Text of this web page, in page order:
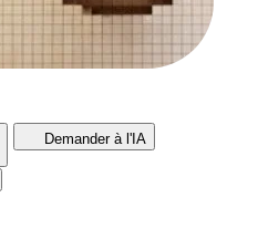
Demander à l'IA